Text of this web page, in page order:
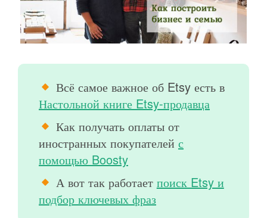
Всё самое важное об Etsy есть в
Настольной книге Etsy-продавца
Как получать оплаты от
иностранных покупателей с
помощью Boosty
А вот так работает поиск Etsy и
подбор ключевых фраз